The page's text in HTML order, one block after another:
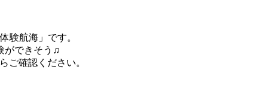
験航海」です。
ができそう♫
ご確認ください。